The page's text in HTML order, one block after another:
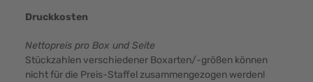
Druckkosten
Nettopreis pro Box und Seite
Stückzahlen verschiedener Boxarten/-größen können
nicht für die Preis-Staffel zusammengezogen werden!